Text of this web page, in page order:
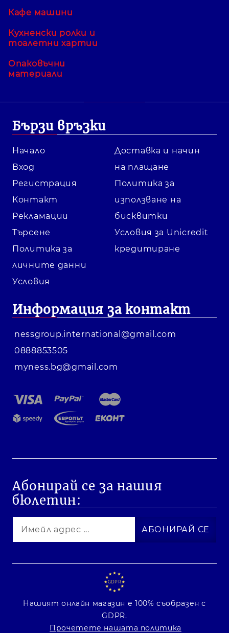
Кафе машини
Кухненски ролки и
тоалетни хартии
Опаковъчни
материали
Бързи връзки
Начало
Вход
Регистрация
Контакт
Рекламации
Търсене
Политика за
личните данни
Условия
Доставка и начин
на плащане
Политика за
използване на
бисквитки
Условия за Unicredit
кредитиране
Информация за контакт
nessgroup.international@gmail.com
0888853505
myness.bg@gmail.com
Абонирай се за нашия
бюлетин:
GDPR
Нашият онлайн магазин е 100% съобразен с
GDPR.
Прочетете нашата политика